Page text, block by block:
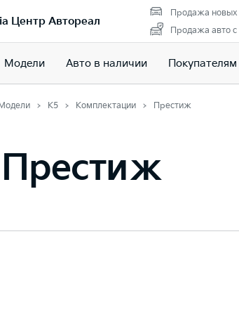
Центр Автореал
Продажа новых
Продажа авто с
Модели Авто в наличии Покупателям
K5 Комплектации Престиж